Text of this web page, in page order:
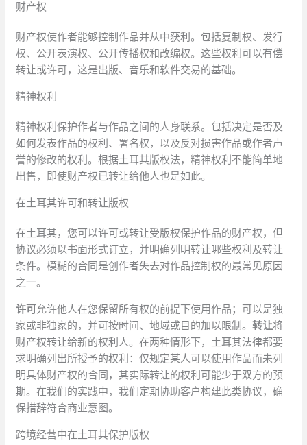
财产权
财产权使作者能够控制作品并从中获利。包括复制权、发行
权、公开表演权、公开传播权和改编权。这些权利可以有偿
转让或许可，这是出版、音乐和软件交易的基础。
精神权利
精神权利保护作者与作品之间的人身联系。包括决定是否及
如何发表作品的权利、署名权，以及反对损害作品或作者声
誉的修改的权利。根据土耳其版权法，精神权利不能简单地
出售，即使财产权已转让给他人也是如此。
在土耳其许可和转让版权
在土耳其，您可以许可或转让受版权保护作品的财产权，但
协议必须以书面形式订立，并明确列明转让哪些权利及转让
条件。模糊的合同是创作者失去对作品控制权的最常见原因
之一。
许可允许他人在您保留所有权的前提下使用作品；可以是独
家或非独家的，并可按时间、地域或目的加以限制。转让将
财产权转让给新的权利人。在两种情形下，土耳其法律都要
求明确列出所授予的权利：仅规定某人可以使用作品而未列
明具体财产权的合同，其实际转让的权利可能少于双方的预
期。在我们的实践中，我们定期协助客户构建此类协议，确
保措辞符合商业意图。
跨境经营中在土耳其保护版权